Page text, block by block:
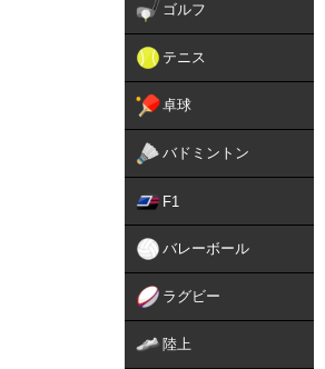
ゴルフ
テニス
卓球
バドミントン
F1
バレーボール
ラグビー
陸上